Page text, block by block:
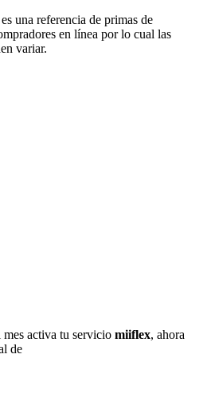
una referencia de primas de
en línea por lo cual las
variar.
mes activa tu servicio miiflex, ahora
de